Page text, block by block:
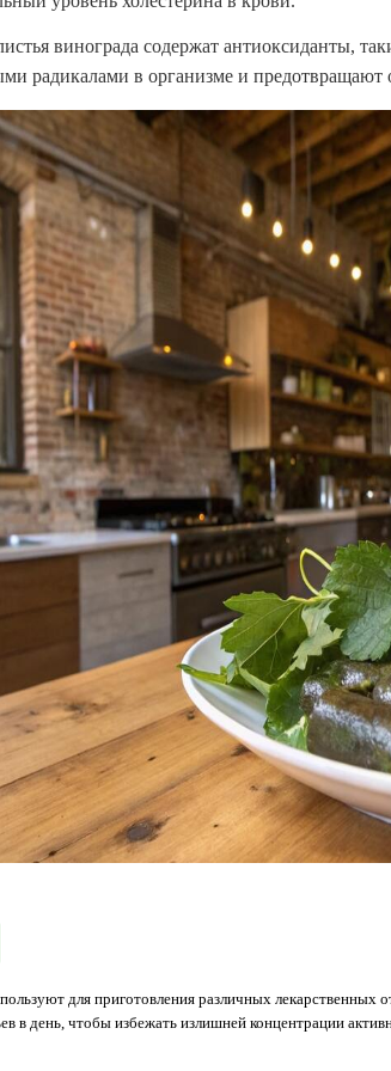
винограда содержат антиоксиданты,
радикалами в организме и предотвращают
для приготовления различных лекарственных
в день, чтобы избежать излишней концентрации